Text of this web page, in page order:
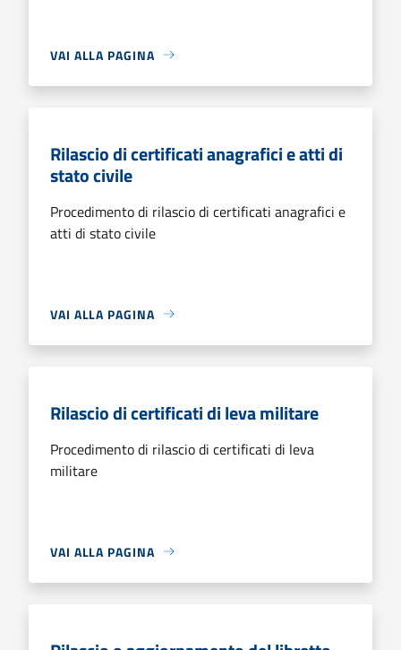
VAI ALLA PAGINA
Rilascio di certificati anagrafici e atti di
stato civile
Procedimento di rilascio di certificati anagrafici e
atti di stato civile
VAI ALLA PAGINA
Rilascio di certificati di leva militare
Procedimento di rilascio di certificati di leva
militare
VAI ALLA PAGINA